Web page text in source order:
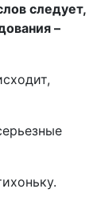
следует,
–